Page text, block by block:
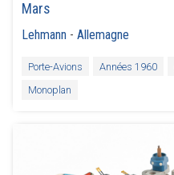
Mars
Lehmann -Allemagne
Porte-Avions Années 1960
Monoplan